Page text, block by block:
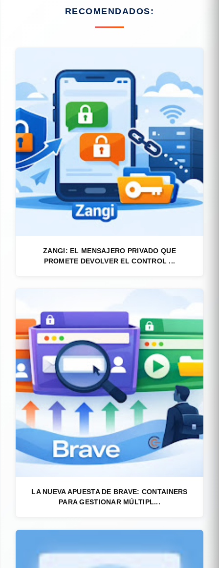
RECOMENDADOS:
ZANGI: EL MENSAJERO PRIVADO QUE
PROMETE DEVOLVER EL CONTROL ...
LA NUEVA APUESTA DE BRAVE: CONTAINERS
PARA GESTIONAR MÚLTIPL...